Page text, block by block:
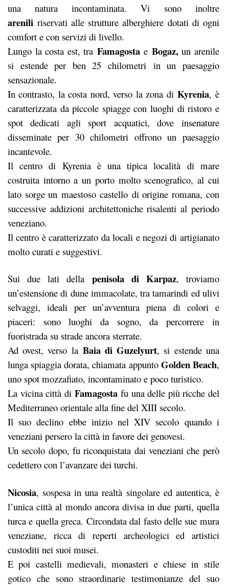
una natura incontaminata. Vi sono inoltre
arenili riservati alle strutture alberghiere dotati di ogni
comfort e con servizi di livello.
Lungo la costa est, tra Famagostae Bogaz,un arenile
si estende per ben 25 chilometri in un paesaggio
sensazionale.
In contrasto, la costa nord, verso la zona diKyrenia, è
caratterizzata da piccole spiagge con luoghi di ristoro e
spot dedicati agli sport acquatici, dove insenature
disseminate per 30 chilometri offrono un paesaggio
incantevole.
Il centro di Kyrenia è una tipica località di mare
costruita intorno a un porto molto scenografico, al cui
lato sorge un maestoso castello di origine romana, con
successive addizioni architettoniche risalenti al periodo
veneziano.
Il centro è caratterizzato da locali e negozi di artigianato
molto curati e suggestivi.
Sui due lati della penisola di Karpaz, troviamo
un’estensione di dune immacolate, tra tamarindi ed ulivi
selvaggi, ideali per un’avventura piena di colori e
piaceri: sono luoghi da sogno, da percorrere in
fuoristrada su strade ancora sterrate.
Ad ovest, verso la Baia di Guzelyurt, si estende una
lunga spiaggia dorata, chiamata appunto Golden Beach,
uno spot mozzafiato, incontaminato e poco turistico.
La vicina città diFamagosta fu una delle più ricche del
Mediterraneo orientale alla fine del XIII secolo.
Il suo declino ebbe inizio nel XIV secolo quando i
veneziani persero la città in favore dei genovesi.
Un secolo dopo, fu riconquistata dai veneziani che però
cedettero con l’avanzare dei turchi.
Nicosia, sospesa in una realtà singolare ed autentica, è
l’unica città al mondo ancora divisa in due parti, quella
turca e quella greca. Circondata dal fasto delle sue mura
veneziane, ricca di reperti archeologici ed artistici
custoditi nei suoi musei.
E poi castelli medievali, monasteri e chiese in stile
gotico che sono straordinarie testimonianze del suo